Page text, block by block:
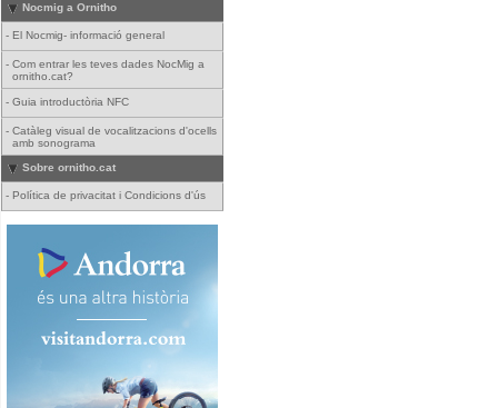
Nocmig a Ornitho
- El Nocmig- informació general
- Com entrar les teves dades NocMig a
ornitho.cat?
- Guia introductòria NFC
- Catàleg visual de vocalitzacions d'ocells
amb sonograma
Sobre ornitho.cat
- Política de privacitat i Condicions d'ús